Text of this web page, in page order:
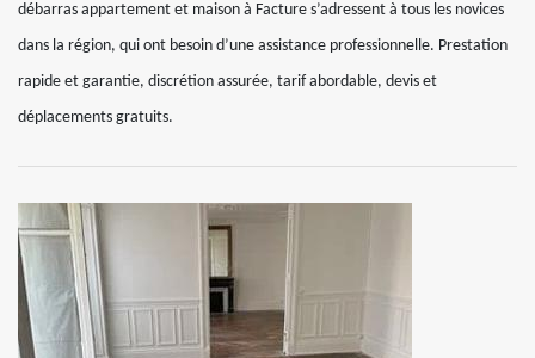
débarras appartement et maison à Facture s’adressent à tous les novices
dans la région, qui ont besoin d’une assistance professionnelle. Prestation
rapide et garantie, discrétion assurée, tarif abordable, devis et
déplacements gratuits.